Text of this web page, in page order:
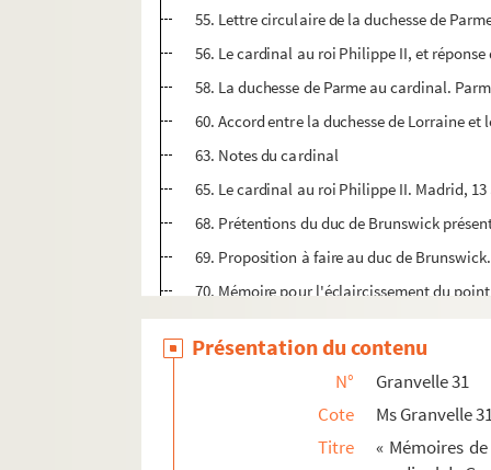
55. Lettre circulaire de la duchesse de
56. Le cardinal au roi Philippe II, et réponse
58. La duchesse de Parme au cardinal.
60. Accord entre la duchesse de Lorraine
63. Notes du cardinal
65. Le cardinal au roi Philippe II. Madrid,
68. Prétentions du duc de Brunswick
69. Proposition à faire au duc de
70. Mémoire pour l'éclaircissement du
73. « Compte de la vente faite par la ville et
74. Compte des ventes de la duchesse de
76. Points de l'accord entre le cardinal de
79. Minute de l'accord entre le duc de
82. Le cardinal à la duchesse de Parme.
Présentation du contenu
N°
Granvelle 31
Cote
Ms Granvelle
Titre
« Mémoires